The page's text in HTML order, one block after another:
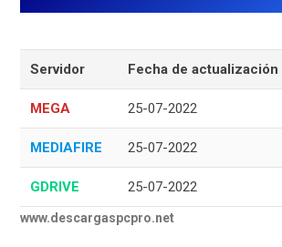
Servidor Fecha de actualización
MEGA 25-07-2022
MEDIAFIRE 25-07-2022
GDRIVE 25-07-2022
www.descargaspcpro.net